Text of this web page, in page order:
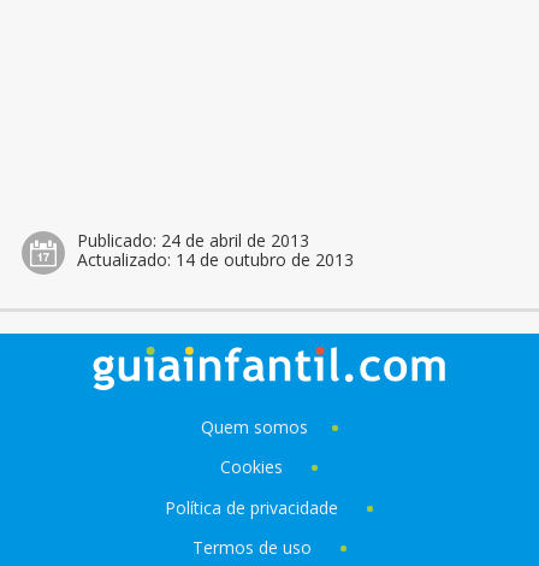
Publicado: 24 de abril de 2013
Actualizado: 14 de outubro de 2013
Quem somos
Cookies
Política de privacidade
Termos de uso